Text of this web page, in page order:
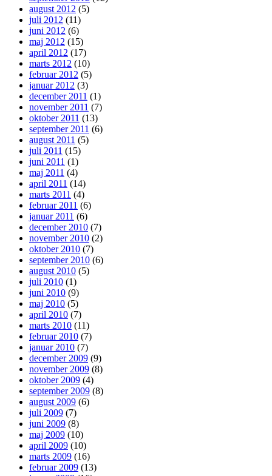
august 2012 (5)
juli 2012 (11)
juni 2012 (6)
maj 2012 (15)
april 2012 (17)
marts 2012 (10)
februar 2012 (5)
januar 2012 (3)
december 2011 (1)
november 2011 (7)
oktober 2011 (13)
september 2011 (6)
august 2011 (5)
juli 2011 (15)
juni 2011 (1)
maj 2011 (4)
april 2011 (14)
marts 2011 (4)
februar 2011 (6)
januar 2011 (6)
december 2010 (7)
november 2010 (2)
oktober 2010 (7)
september 2010 (6)
august 2010 (5)
juli 2010 (1)
juni 2010 (9)
maj 2010 (5)
april 2010 (7)
marts 2010 (11)
februar 2010 (7)
januar 2010 (7)
december 2009 (9)
november 2009 (8)
oktober 2009 (4)
september 2009 (8)
august 2009 (6)
juli 2009 (7)
juni 2009 (8)
maj 2009 (10)
april 2009 (10)
marts 2009 (16)
februar 2009 (13)